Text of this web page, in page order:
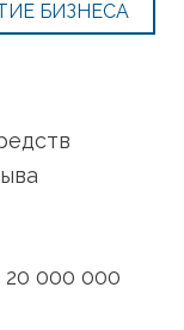
БИЗНЕСА
000 000